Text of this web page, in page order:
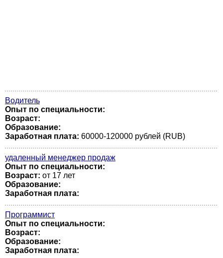
Водитель
Опыт по специальности:
Возраст:
Образование:
Заработная плата: 60000-120000 рублей (RUB)
удаленный менеджер продаж
Опыт по специальности:
Возраст: от 17 лет
Образование:
Заработная плата:
Программист
Опыт по специальности:
Возраст:
Образование:
Заработная плата: